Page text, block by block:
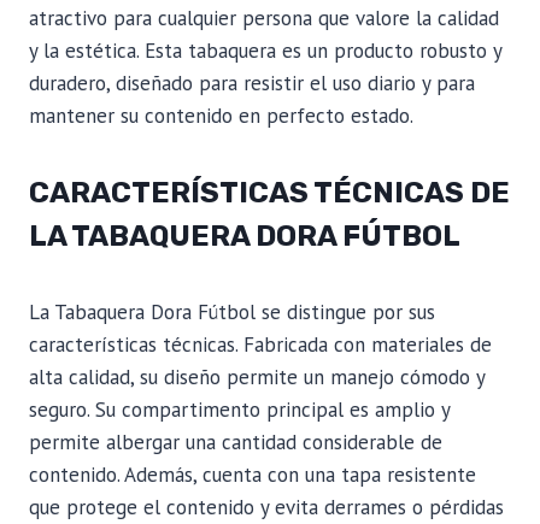
atractivo para cualquier persona que valore la calidad
y la estética. Esta tabaquera es un producto robusto y
duradero, diseñado para resistir el uso diario y para
mantener su contenido en perfecto estado.
CARACTERÍSTICAS TÉCNICAS DE
LA TABAQUERA DORA FÚTBOL
La Tabaquera Dora Fútbol se distingue por sus
características técnicas. Fabricada con materiales de
alta calidad, su diseño permite un manejo cómodo y
seguro. Su compartimento principal es amplio y
permite albergar una cantidad considerable de
contenido. Además, cuenta con una tapa resistente
que protege el contenido y evita derrames o pérdidas